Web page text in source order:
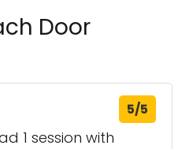
Door
5/5
1 session with